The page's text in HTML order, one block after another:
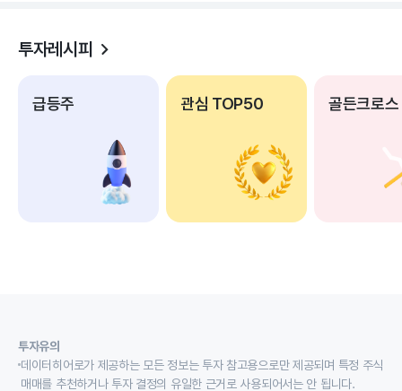
투자레시피
급등주 관심 TOP50 골든크로스
투자유의
데이터히어로가 제공하는 모든 정보는 투자 참고용으로만 제공되며 특정 주식
매매를 추천하거나 투자 결정의 유일한 근거로 사용되어서는 안 됩니다.